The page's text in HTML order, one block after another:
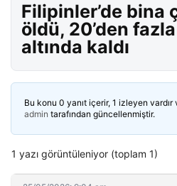
Filipinler’de bina
öldü, 20’den
altında kaldı
Bu konu 0 yanıt içerir, 1 izleyen vardır
admin tarafından güncellenmiştir.
1 yazı görüntüleniyor (toplam 1)